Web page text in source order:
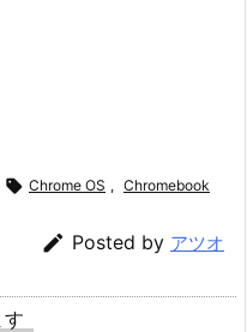
 Chrome OS , Chromebook
 Posted by アツオ